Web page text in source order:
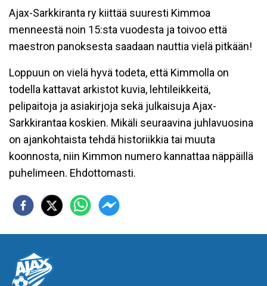
Ajax-Sarkkiranta ry kiittää suuresti Kimmoa
menneestä noin 15:sta vuodesta ja toivoo että
maestron panoksesta saadaan nauttia vielä pitkään!
Loppuun on vielä hyvä todeta, että Kimmolla on
todella kattavat arkistot kuvia, lehtileikkeitä,
pelipaitoja ja asiakirjoja sekä julkaisuja Ajax-
Sarkkirantaa koskien. Mikäli seuraavina juhlavuosina
on ajankohtaista tehdä historiikkia tai muuta
koonnosta, niin Kimmon numero kannattaa näppäillä
puhelimeen. Ehdottomasti.